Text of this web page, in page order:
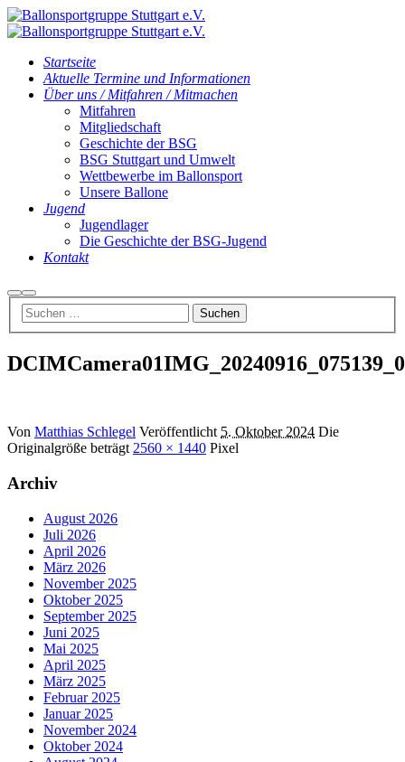
Startseite
Aktuelle Termine und Informationen
Über uns / Mitfahren / Mitmachen
Mitfahren
Mitgliedschaft
Geschichte der BSG
BSG Stuttgart und Umwelt
Wettbewerbe im Ballonsport
Unsere Ballone
Jugend
Jugendlager
Die Geschichte der BSG-Jugend
Kontakt
Suchen
Hauptmenü
Von Matthias Schlegel Veröffentlicht 5. Oktober 2024 Die
Originalgröße beträgt2560 × 1440 Pixel
Archiv
August 2026
Juli 2026
April 2026
März 2026
November 2025
Oktober 2025
September 2025
Juni 2025
Mai 2025
April 2025
März 2025
Februar 2025
Januar 2025
November 2024
Oktober 2024